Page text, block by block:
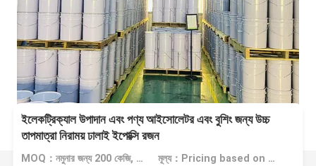
ইলেকট্রিক্যাল উপাদান এবং পণ্য আইসোলেটর এবং বুশিং জন্য উচ্চ
তাপমাত্রা নিরাময় ঢালাই ইপোক্সি রজন
MOQ：নমুনার জন্য 200 কেজি, দ্রুত ডেলিভারি সময়ের সাথে প্রতিটি পরিমাণের জন্য বাল্ক অর্ডার স্বাগত জানাই মূল্য：Pricing based on different products and according to the marketing